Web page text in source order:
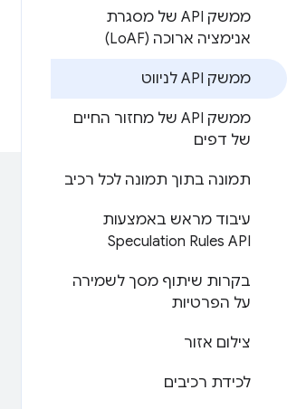
ממשק API של מסגרת
אנימציה ארוכה (LoAF)
ממשק API לניווט
ממשק API של מחזור החיים
של דפים
תמונה בתוך תמונה לכל רכיב
עיבוד מראש באמצעות
Speculation Rules API
בקרות שיתוף מסך לשמירה
על הפרטיות
צילום אזור
לכידת רכיבים